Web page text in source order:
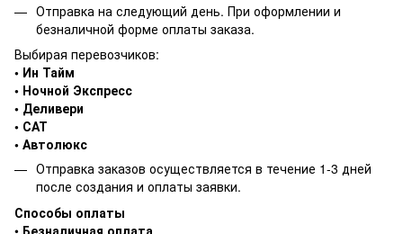
Отправка на следующий день. При оформлении и
безналичной форме оплаты заказа.
Выбирая перевозчиков:
• Ин Тайм
• Ночной Экспресс
• Деливери
• САТ
• Автолюкс
Отправка заказов осуществляется в течение 1-3 дней
после создания и оплаты заявки.
Способы оплаты
• Безналичная оплата